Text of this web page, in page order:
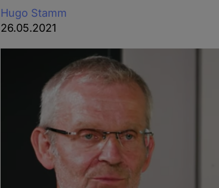
Hugo Stamm
26.05.2021